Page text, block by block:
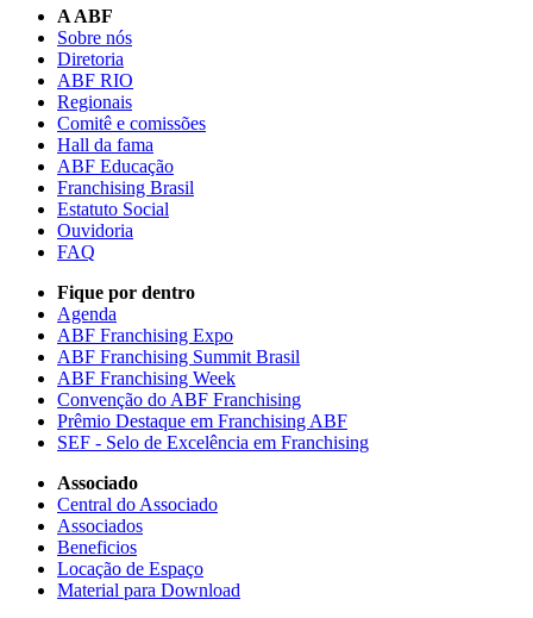
A ABF
Sobre nós
Diretoria
ABF RIO
Regionais
Comitê e comissões
Hall da fama
ABF Educação
Franchising Brasil
Estatuto Social
Ouvidoria
FAQ
Fique por dentro
Agenda
ABF Franchising Expo
ABF Franchising Summit Brasil
ABF Franchising Week
Convenção do ABF Franchising
Prêmio Destaque em Franchising ABF
SEF - Selo de Excelência em Franchising
Associado
Central do Associado
Associados
Beneficios
Locação de Espaço
Material para Download